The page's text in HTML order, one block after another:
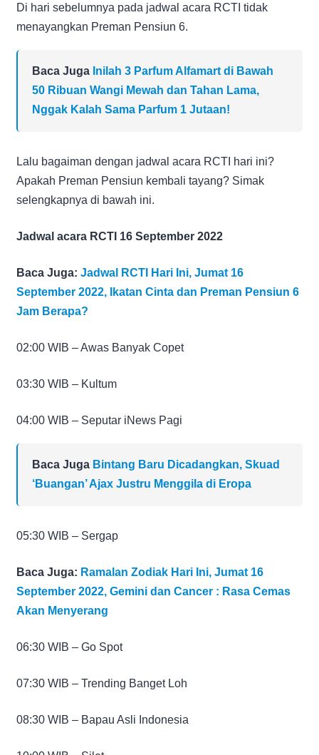
Di hari sebelumnya pada jadwal acara RCTI tidak
menayangkan Preman Pensiun 6.
Baca Juga Inilah 3 Parfum Alfamart di Bawah
50 Ribuan Wangi Mewah dan Tahan Lama,
Nggak Kalah Sama Parfum 1 Jutaan!
Lalu bagaiman dengan jadwal acara RCTI hari ini?
Apakah Preman Pensiun kembali tayang? Simak
selengkapnya di bawah ini.
Jadwal acara RCTI 16 September 2022
Baca Juga: Jadwal RCTI Hari Ini, Jumat 16
September 2022, Ikatan Cinta dan Preman Pensiun 6
Jam Berapa?
02:00 WIB – Awas Banyak Copet
03:30 WIB – Kultum
04:00 WIB – Seputar iNews Pagi
Baca Juga Bintang Baru Dicadangkan, Skuad
‘Buangan’ Ajax Justru Menggila di Eropa
05:30 WIB – Sergap
Baca Juga: Ramalan Zodiak Hari Ini, Jumat 16
September 2022, Gemini dan Cancer : Rasa Cemas
Akan Menyerang
06:30 WIB – Go Spot
07:30 WIB – Trending Banget Loh
08:30 WIB – Bapau Asli Indonesia